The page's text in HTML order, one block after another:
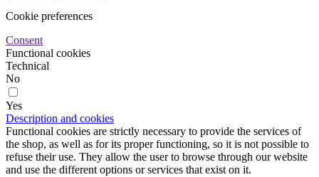
Cookie preferences
Consent
Functional cookies
Technical
No
Yes
Description and cookies
Functional cookies are strictly necessary to provide the services of
the shop, as well as for its proper functioning, so it is not possible to
refuse their use. They allow the user to browse through our website
and use the different options or services that exist on it.